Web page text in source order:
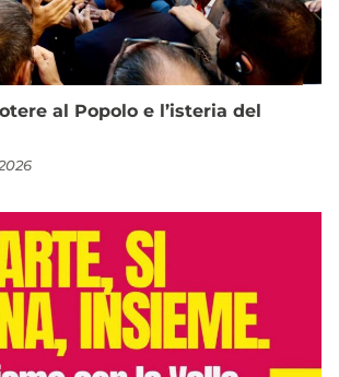
al Popolo e l’isteria del